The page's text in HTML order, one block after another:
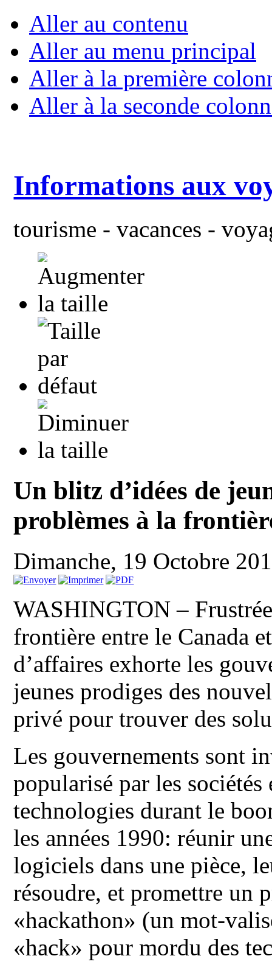
Aller au contenu
Aller au menu principal
Aller à la première
Aller à la seconde
Informations aux
tourisme - vacances -
Un blitz d’idées de
problèmes à la
Dimanche, 19 Octobre
WASHINGTON –
frontière entre le Canada
d’affaires exhorte les
jeunes prodiges des
privé pour trouver des
Les gouvernements sont
popularisé par les
technologies durant le
les années 1990: réunir
logiciels dans une pièce,
résoudre, et promettre un
«hackathon» (un mot-
«hack» pour mordu des